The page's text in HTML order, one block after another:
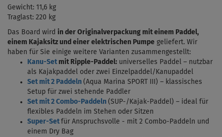
Gewicht: 11,6 kg
Traglast: 220 kg
Das Board wird in der Originalverpackung mit einem Paddel,
einem Kajaksitz und einer elektrischen Pumpe geliefert. Wir
haben für Sie einige weitere Varianten zusammengestellt:
Kanu-Setmit Ripple-Paddel: universelles Paddel – nutzbar
als Kajakpaddel oder zwei Einzelpaddel/Kanupaddel
Set mit 2 Paddeln (Aqua Marina SPORT III) – klassisches
Setup für zwei stehende Paddler
Set mit 2 Combo-Paddeln (SUP-/Kajak-Paddel) – ideal für
flexibles Paddeln im Stehen oder Sitzen
Super-Set für Anspruchsvolle - mit 2 Combo-Paddeln und
einem Dry Bag